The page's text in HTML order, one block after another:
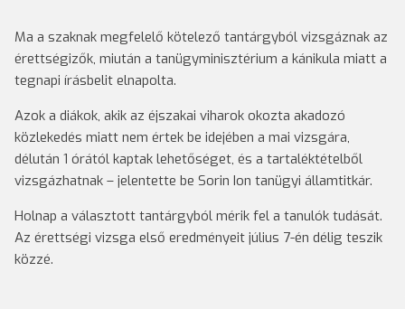
Ma a szaknak megfelelő kötelező tantárgyból vizsgáznak az
érettségizők, miután a tanügyminisztérium a kánikula miatt a
tegnapi írásbelit elnapolta.
Azok a diákok, akik az éjszakai viharok okozta akadozó
közlekedés miatt nem értek be idejében a mai vizsgára,
délután 1 órától kaptak lehetőséget, és a tartaléktételből
vizsgázhatnak – jelentette be Sorin Ion tanügyi államtitkár.
Holnap a választott tantárgyból mérik fel a tanulók tudását.
Az érettségi vizsga első eredményeit július 7-én délig teszik
közzé.